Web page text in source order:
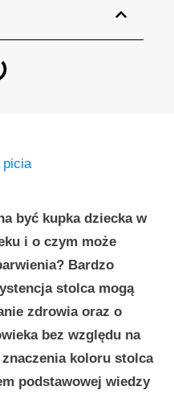
być kupka dziecka w
i o czym może
Bardzo
stolca mogą
zdrowia oraz o
bez względu na
koloru stolca
podstawowej wiedzy